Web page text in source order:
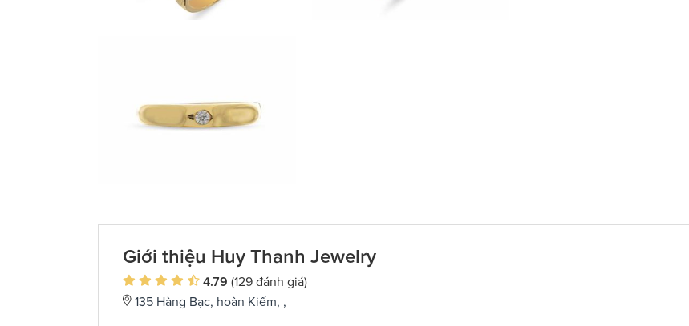
Giới thiệu Huy Thanh Jewelry
4.79 (129 đánh giá)
135 Hàng Bạc, hoàn Kiếm, ,